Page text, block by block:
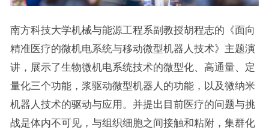
南方科技大学机械与能源工程系副教授胡程志的《面向
精准医疗的微机电系统与移动微型机器人技术》主题演
讲，展示了生物微机电系统技术的微型化、高通量、定
量化三个功能，浆驱动微型机器人的功能，以及微纳米
机器人技术的驱动与应用。并提出目前医疗的问题与挑
战是体内不可见，与组织细胞之间接触和粘附，集群化